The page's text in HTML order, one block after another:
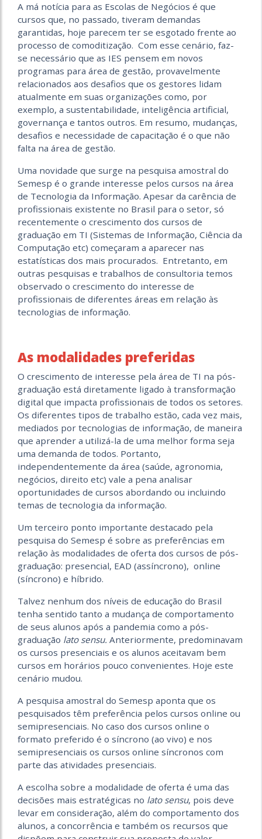
A má notícia para as Escolas de Negócios é que
cursos que, no passado, tiveram demandas
garantidas, hoje parecem ter se esgotado frente ao
processo de comoditização. Com esse cenário, faz-
se necessário que as IES pensem em novos
programas para área de gestão, provavelmente
relacionados aos desafios que os gestores lidam
atualmente em suas organizações como, por
exemplo, a sustentabilidade, inteligência artificial,
governança e tantos outros. Em resumo, mudanças,
desafios e necessidade de capacitação é o que não
falta na área de gestão.
Uma novidade que surge na pesquisa amostral do
Semesp é o grande interesse pelos cursos na área
de Tecnologia da Informação. Apesar da carência de
profissionais existente no Brasil para o setor, só
recentemente o crescimento dos cursos de
graduação em TI (Sistemas de Informação, Ciência da
Computação etc) começaram a aparecer nas
estatísticas dos mais procurados. Entretanto, em
outras pesquisas e trabalhos de consultoria temos
observado o crescimento do interesse de
profissionais de diferentes áreas em relação às
tecnologias de informação.
As modalidades preferidas
O crescimento de interesse pela área de TI na pós-
graduação está diretamente ligado à transformação
digital que impacta profissionais de todos os setores.
Os diferentes tipos de trabalho estão, cada vez mais,
mediados por tecnologias de informação, de maneira
que aprender a utilizá-la de uma melhor forma seja
uma demanda de todos. Portanto,
independentemente da área (saúde, agronomia,
negócios, direito etc) vale a pena analisar
oportunidades de cursos abordando ou incluindo
temas de tecnologia da informação.
Um terceiro ponto importante destacado pela
pesquisa do Semesp é sobre as preferências em
relação às modalidades de oferta dos cursos de pós-
graduação: presencial, EAD (assíncrono), online
(síncrono) e híbrido.
Talvez nenhum dos níveis de educação do Brasil
tenha sentido tanto a mudança de comportamento
de seus alunos após a pandemia como a pós-
graduação lato sensu. Anteriormente, predominavam
os cursos presenciais e os alunos aceitavam bem
cursos em horários pouco convenientes. Hoje este
cenário mudou.
A pesquisa amostral do Semesp aponta que os
pesquisados têm preferência pelos cursos online ou
semipresenciais. No caso dos cursos online o
formato preferido é o síncrono (ao vivo) e nos
semipresenciais os cursos online síncronos com
parte das atividades presenciais.
A escolha sobre a modalidade de oferta é uma das
decisões mais estratégicas no lato sensu, pois deve
levar em consideração, além do comportamento dos
alunos, a concorrência e também os recursos que